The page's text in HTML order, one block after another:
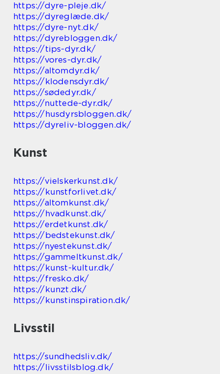
https://dyre-pleje.dk/
https://dyreglæde.dk/
https://dyre-nyt.dk/
https://dyrebloggen.dk/
https://tips-dyr.dk/
https://vores-dyr.dk/
https://altomdyr.dk/
https://klodensdyr.dk/
https://sødedyr.dk/
https://nuttede-dyr.dk/
https://husdyrsbloggen.dk/
https://dyreliv-bloggen.dk/
Kunst
https://vielskerkunst.dk/
https://kunstforlivet.dk/
https://altomkunst.dk/
https://hvadkunst.dk/
https://erdetkunst.dk/
https://bedstekunst.dk/
https://nyestekunst.dk/
https://gammeltkunst.dk/
https://kunst-kultur.dk/
https://fresko.dk/
https://kunzt.dk/
https://kunstinspiration.dk/
Livsstil
https://sundhedsliv.dk/
https://livsstilsblog.dk/